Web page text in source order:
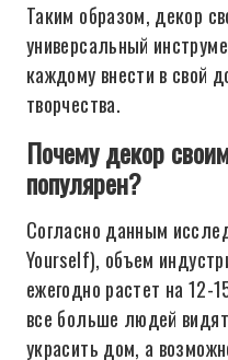
Таким образом, декор
универсальный
каждому внести в свой
творчества.
Почему декор
популярен?
Согласно данным
Yourself), объем
ежегодно растет на 12-
все больше людей
украсить дом, а